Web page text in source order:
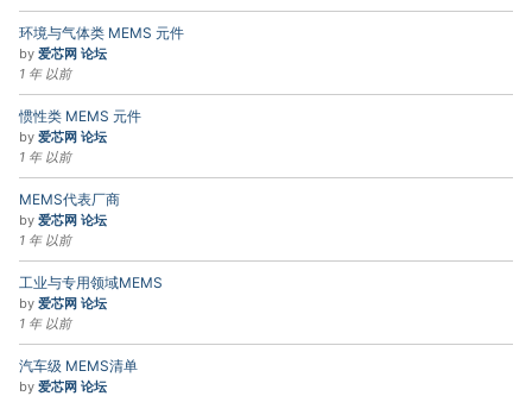
环境与气体类 MEMS 元件
by 爱芯网 论坛
1 年 以前
惯性类 MEMS 元件
by 爱芯网 论坛
1 年 以前
MEMS代表厂商
by 爱芯网 论坛
1 年 以前
工业与专用领域MEMS
by 爱芯网 论坛
1 年 以前
汽车级 MEMS清单
by 爱芯网 论坛